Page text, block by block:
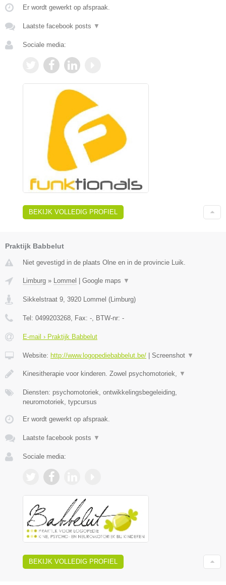
Er wordt gewerkt op afspraak.
Laatste facebook posts ▼
Sociale media:
BEKIJK VOLLEDIG PROFIEL
Praktijk Babbelut
Niet gevestigd in de plaats Olne en in de provincie Luik.
Limburg » Lommel Google maps ▼
Sikkelstraat 9 3920 Lommel ( Limburg)
Tel: 0499203268 , Fax: - , BTW-nr: -
E-mail › Praktijk Babbelut
Website: http://www.logopediebabbelut.be/ Screenshot ▼
Kinesitherapie voor kinderen. Zowel psychomotoriek, ▼
Diensten: psychomotoriek, ontwikkelingsbegeleiding,
neuromotoriek, typcursus
Er wordt gewerkt op afspraak.
Laatste facebook posts ▼
Sociale media:
BEKIJK VOLLEDIG PROFIEL